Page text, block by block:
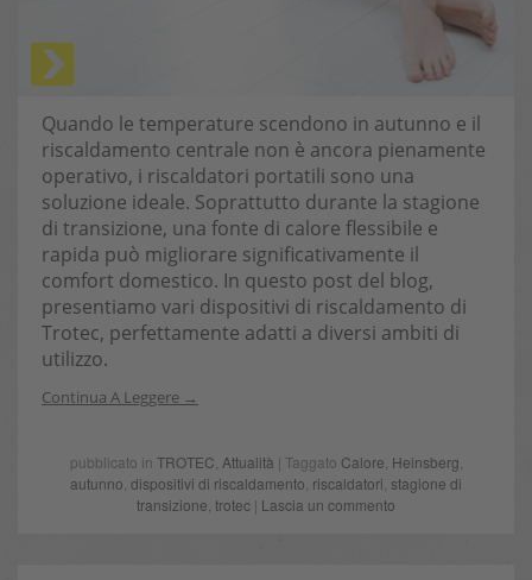
Quando le temperature scendono in autunno e il
riscaldamento centrale non è ancora pienamente
operativo, i riscaldatori portatili sono una
soluzione ideale. Soprattutto durante la stagione
di transizione, una fonte di calore flessibile e
rapida può migliorare significativamente il
comfort domestico. In questo post del blog,
presentiamo vari dispositivi di riscaldamento di
Trotec, perfettamente adatti a diversi ambiti di
utilizzo.
Continua A Leggere
pubblicato in TROTEC Attualità | Taggato Calore Heinsberg
autunno dispositivi di riscaldamento riscaldatori stagione di
transizione trotec | Lascia un commento